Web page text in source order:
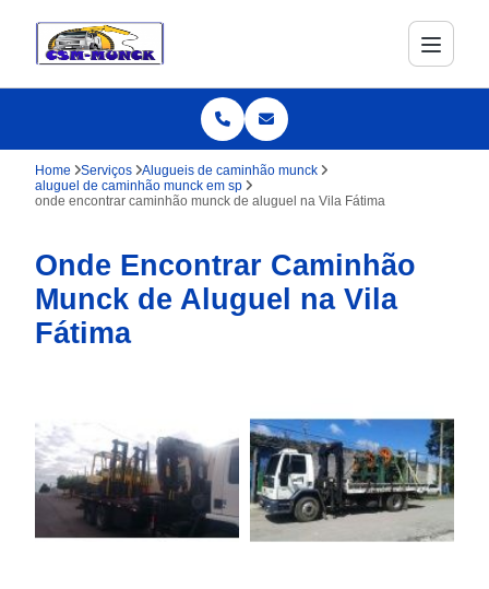
Home Serviços
Alugueis de caminhão munck
aluguel de caminhão munck em sp
onde encontrar caminhão munck de aluguel na Vila Fátima
Onde Encontrar Caminhão
Munck de Aluguel na Vila
Fátima